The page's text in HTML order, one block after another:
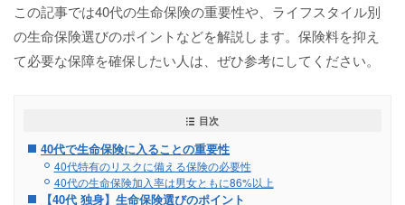
この記事では40代の生命保険の重要性や、ライフスタイル別
の生命保険選びのポイントなどを解説します。保険料を抑え
て必要な保障を確保したい人は、ぜひ参考にしてください。
目次
40代で生命保険に入ることの重要性
40代特有のリスクに備える保険の必要性
40代の生命保険加入率は男女ともに86%以上
【40代 独身】生命保険選びのポイント